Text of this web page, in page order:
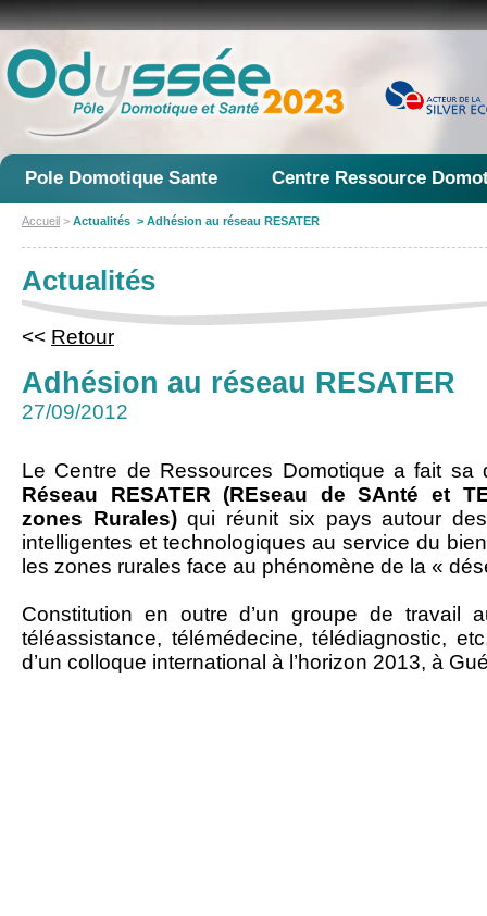
Pole Domotique Sante Centre Ressource
Accueil > Actualités > Adhésion au réseau RESATER
Actualités
<< Retour
Adhésion au réseau RESATER
27/09/2012
Le Centre de Ressources Domotique a fait sa
Réseau RESATER (REseau de SAnté et
zones Rurales)qui réunit six pays autour
intelligentes et technologiques au service du
les zones rurales face au phénomène de la «
Constitution en outre d’un groupe de travail
téléassistance, télémédecine, télédiagnostic,
d’un colloque international à l’horizon 2013, à